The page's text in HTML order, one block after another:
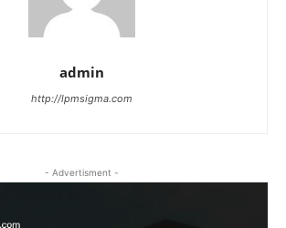
admin
http://lpmsigma.com
- Advertisment -